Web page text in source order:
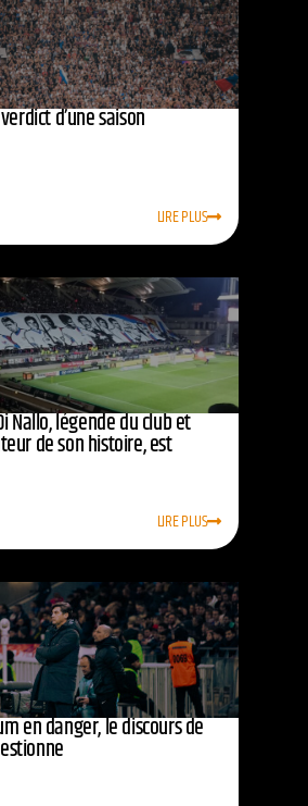
d’une saison
LIRE PLUS
Nallo, légende du club et
de son histoire, est
LIRE PLUS
en danger, le discours de